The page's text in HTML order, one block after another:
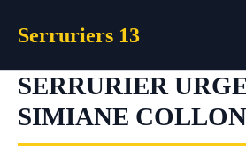
Serruriers 13
SERRURIER
SIMIANE